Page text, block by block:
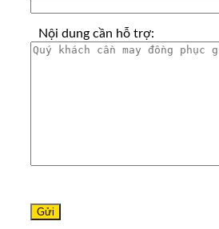
Nội dung cần hỗ trợ: